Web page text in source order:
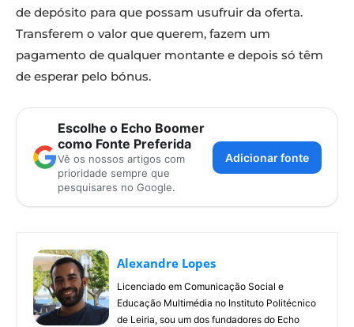
de depósito para que possam usufruir da oferta.
Transferem o valor que querem, fazem um
pagamento de qualquer montante e depois só têm
de esperar pelo bónus.
Escolhe o Echo Boomer
como Fonte Preferida
Vê os nossos artigos com
prioridade sempre que
pesquisares no Google.
Adicionar fonte
Alexandre Lopes
Licenciado em Comunicação Social e
Educação Multimédia no Instituto Politécnico
de Leiria, sou um dos fundadores do Echo